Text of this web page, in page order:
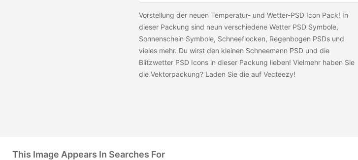
Vorstellung der neuen Temperatur- und Wetter-PSD Icon Pack! In
dieser Packung sind neun verschiedene Wetter PSD Symbole,
Sonnenschein Symbole, Schneeflocken, Regenbogen PSDs und
vieles mehr. Du wirst den kleinen Schneemann PSD und die
Blitzwetter PSD Icons in dieser Packung lieben! Vielmehr haben Sie
die Vektorpackung? Laden Sie die auf Vecteezy!
This Image Appears In Searches For